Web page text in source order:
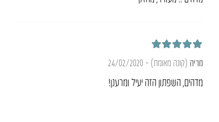
מריה (קונה מאומת) –
24/02/2020
מדהים, השפתון הזה יעיל ומרענן!